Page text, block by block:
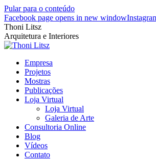
Pular para o conteúdo
Facebook page opens in new window
Thoni Litsz
Arquitetura e Interiores
Empresa
Projetos
Mostras
Publicações
Loja Virtual
Loja Virtual
Galeria de Arte
Consultoria Online
Blog
Vídeos
Contato